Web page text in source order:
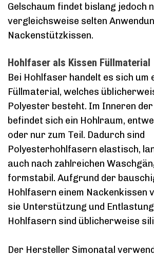
Gelschaum findet bislang jedoch
vergleichsweise selten
Nackenstützkissen.
Hohlfaser als Kissen Füllmaterial
Bei Hohlfaser handelt es sich um
Füllmaterial, welches
Polyester besteht. Im Inneren
befindet sich ein Hohlraum,
oder nur zum Teil. Dadurch sind
Polyesterhohlfasern elastisch,
auch nach zahlreichen
formstabil. Aufgrund der
Hohlfasern einem Nackenkissen
sie Unterstützung und
Hohlfasern sind üblicherweise
Der Hersteller Simonatal